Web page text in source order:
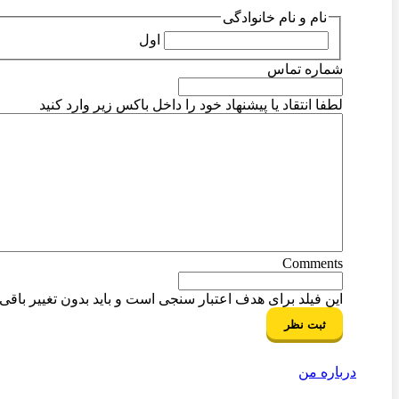
نام و نام خانوادگی
اول
شماره تماس
لطفا انتقاد یا پیشنهاد خود را داخل باکس زیر وارد کنید
Comments
این فیلد برای هدف اعتبار سنجی است و باید بدون تغییر باقی
درباره من